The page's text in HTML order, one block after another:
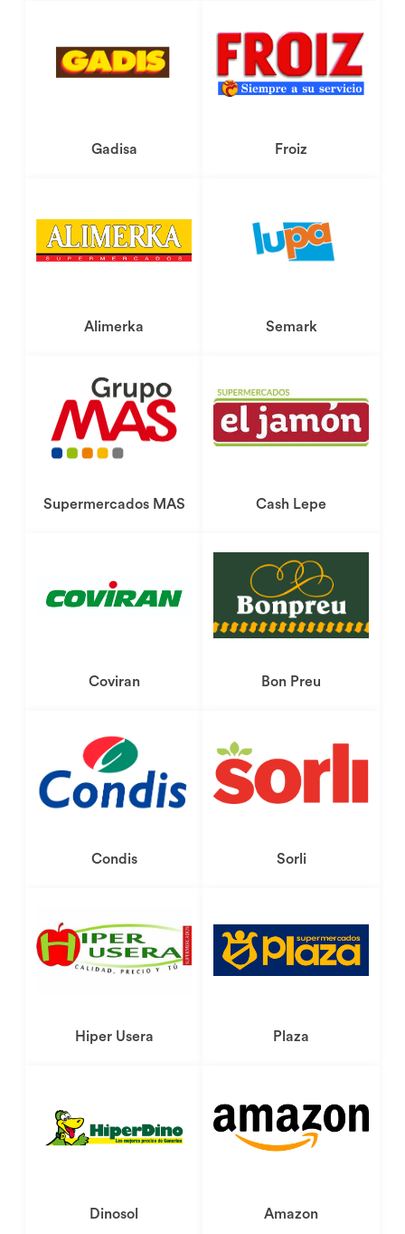
Gadisa
Dónde comprar
Froiz
Alimerka
Dónde comprar
Semark
Supermercados MAS
Dónde comprar
Cash Lepe
Coviran
Dónde comprar
Bon Preu
Condis
Dónde comprar
Sorli
Hiper Usera
Dónde comprar
Plaza
Dinosol
Dónde comprar
Amazon